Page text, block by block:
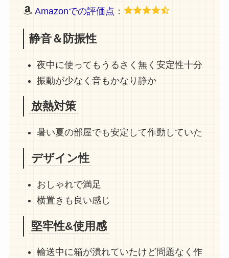
Amazonでの評価点 ：
静音＆防振性
夜中に使ってもうるさく無く安定性十分
振動が少なく音もかなり静か
放熱対策
暑い夏の部屋でも安定して作動していた
デザイン性
おしゃれで満足
横置きも良い感じ
堅牢性&使用感
輸送中に箱が潰れていたけど問題なく作